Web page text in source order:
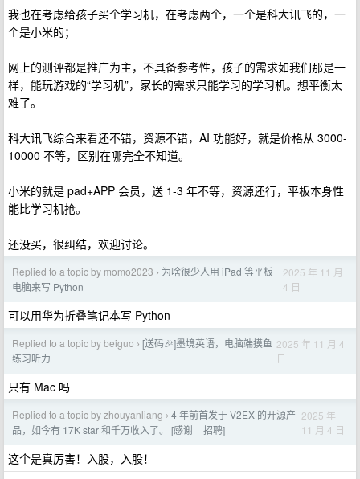
我也在考虑给孩子买个学习机，在考虑两个，一个是科大讯飞的，一
个是小米的；
网上的测评都是推广为主，不具备参考性，孩子的需求如我们那是一
样，能玩游戏的“学习机”，家长的需求只能学习的学习机。想平衡太
难了。
科大讯飞综合来看还不错，资源不错，AI 功能好，就是价格从 3000-
10000 不等，区别在哪完全不知道。
小米的就是 pad+APP 会员，送 1-3 年不等，资源还行，平板本身性
能比学习机抢。
还没买，很纠结，欢迎讨论。
Replied to a topic by momo2023 › 为啥很少人用 iPad 等平板
电脑来写 Python
2025 年 11 月
4 日
可以用华为折叠笔记本写 Python
Replied to a topic by beiguo › [送码🎉]墨境英语，电脑端摸鱼
练习听力
2025 年 11 月 4
日
只有 Mac 吗
Replied to a topic by zhouyanliang › 4 年前首发于 V2EX 的开源产
品，如今有 17K star 和千万收入了。 [感谢 + 招聘]
2025 年
11 月 4 日
这个是真厉害！入股，入股！